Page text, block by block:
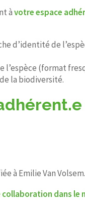
àvotre espace
d’identité de
l’espèce (format
la biodiversité.
à Emilie Van Volsem.
dans